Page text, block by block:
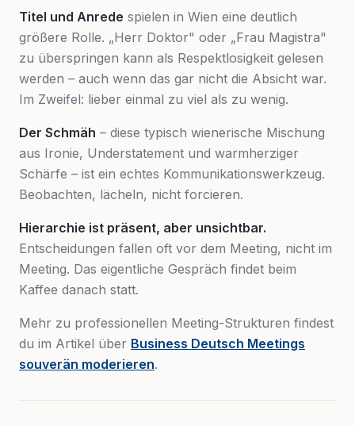
Titel und Anrede spielen in Wien eine deutlich
größere Rolle. „Herr Doktor" oder „Frau Magistra"
zu überspringen kann als Respektlosigkeit gelesen
werden – auch wenn das gar nicht die Absicht war.
Im Zweifel: lieber einmal zu viel als zu wenig.
Der Schmäh – diese typisch wienerische Mischung
aus Ironie, Understatement und warmherziger
Schärfe – ist ein echtes Kommunikationswerkzeug.
Beobachten, lächeln, nicht forcieren.
Hierarchie ist präsent, aber unsichtbar.
Entscheidungen fallen oft vor dem Meeting, nicht im
Meeting. Das eigentliche Gespräch findet beim
Kaffee danach statt.
Mehr zu professionellen Meeting-Strukturen findest
du im Artikel über Business Deutsch Meetings
souverän moderieren.